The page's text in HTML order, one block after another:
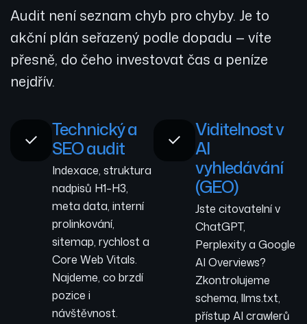
Audit není seznam chyb pro chyby. Je to
akční plán seřazený podle dopadu — víte
přesně, do čeho investovat čas a peníze
nejdřív.
Technický a
SEO audit
Indexace, struktura
nadpisů H1–H3,
meta data, interní
prolinkování,
sitemap, rychlost a
Core Web Vitals.
Najdeme, co brzdí
pozice i
návštěvnost.
Viditelnost v
AI
vyhledávání
(GEO)
Jste citovatelní v
ChatGPT,
Perplexity a Google
AI Overviews?
Zkontrolujeme
schema, llms.txt,
přístup AI crawlerů